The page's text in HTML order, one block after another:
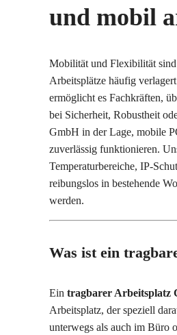
und mobil
Mobilität und Flexibilität sind
Arbeitsplätze häufig
ermöglicht es Fachkräften,
bei Sicherheit, Robustheit
GmbH in der Lage, mobile
zuverlässig funktionieren.
Temperaturbereiche, IP-
reibungslos in bestehende
werden.
Was ist ein
Ein tragbarer Arbeitsplatz
Arbeitsplatz, der speziell
unterwegs als auch im Büro